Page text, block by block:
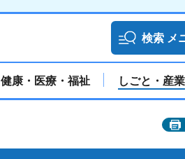
検索 メ
健康・医療・福祉 しごと・産業